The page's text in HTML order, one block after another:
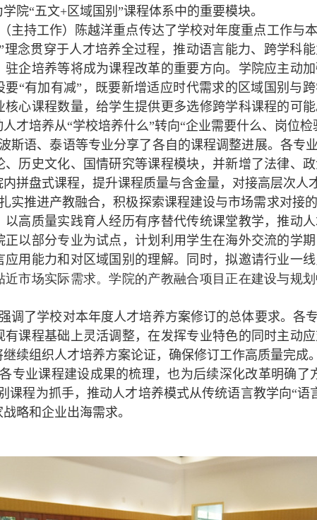
院“五文+区域国别”课程体系中的重要模块。
主持工作）陈越洋重点传达了学校对年度重点工作与
理念贯穿于人才培养全过程，推动语言能力、跨学科
驻企培养等将成为课程改革的重要方向。学院应主动
要“有加有减”，既要新增适应时代需求的区域国别与
核心课程数量，给学生提供更多选修跨学科课程的可
才培养从“学校培养什么”转向“企业需要什么、岗位检
斯语、泰语等专业分享了各自的课程调整进展。各专
、历史文化、国情研究等课程模块，并新增了法律、
拼盘式课程，提升课程质量与含金量，对接高层次人
实推进产教融合，积极探索课程建设与市场需求对接
以高质量实践育人经历有序替代传统课堂教学，推动
正以部分专业为试点，计划利用学生在海外交流的学
应用能力和对区域国别的理解。同时，拟邀请行业一
近市场实际需求。学院的产教融合项目正在建设与规
调了学校对本年度人才培养方案修订的总体要求。各
课程基础上灵活调整，在发挥专业特色的同时主动
续组织人才培养方案论证，确保修订工作高质量完成。
专业课程建设成果的梳理，也为后续深化改革明确了
课程为抓手，推动人才培养模式从传统语言教学向“语
略和企业出海需求。